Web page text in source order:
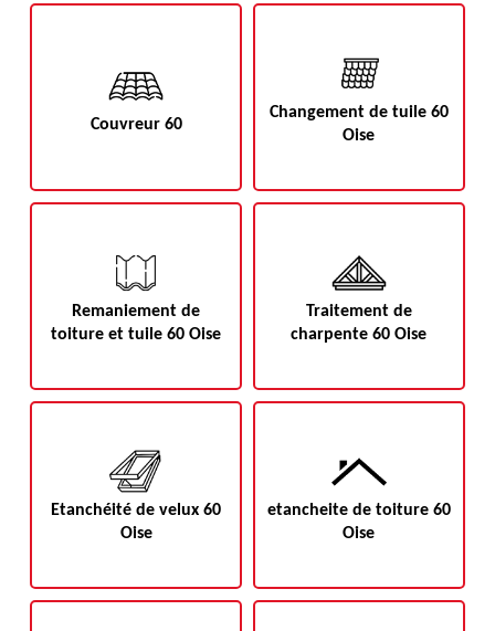
Couvreur 60
Changement de tuile 60
Oise
Remaniement de
toiture et tuile 60 Oise
Traitement de
charpente 60 Oise
Etanchéité de velux 60
Oise
etancheite de toiture 60
Oise